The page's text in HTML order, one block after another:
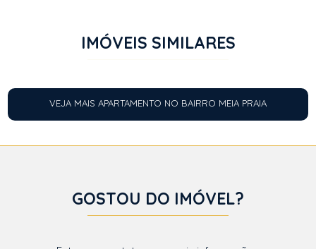
IMÓVEIS SIMILARES
VEJA MAIS APARTAMENTO NO BAIRRO MEIA PRAIA
GOSTOU DO IMÓVEL?